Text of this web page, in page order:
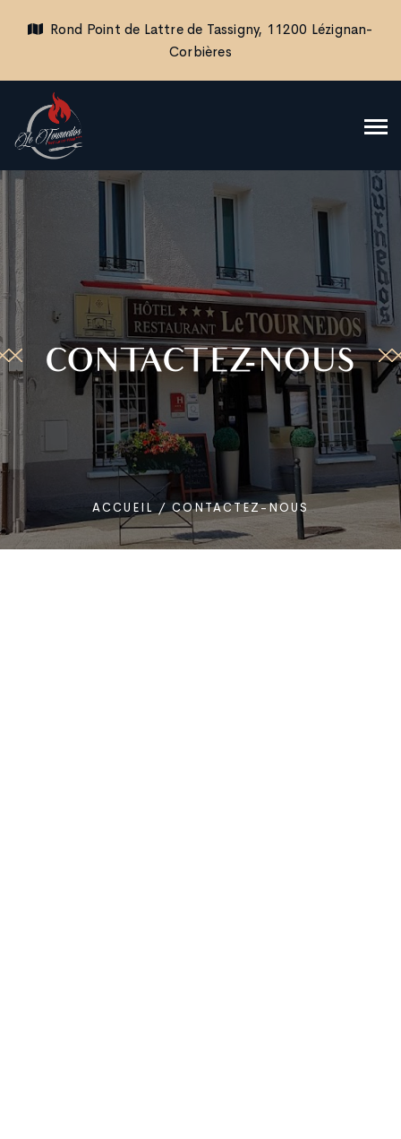
Rond Point de Lattre de Tassigny, 11200 Lézignan-
Corbières
CONTACTEZ-NOUS
ACCUEIL / CONTACTEZ-NOUS